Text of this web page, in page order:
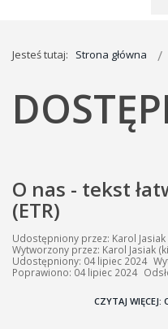
Jesteś tutaj: Strona główna
O nas - tekst
(ETR)
Udostępniony przez: Karol Jasiak
Wytworzony przez: Karol Jasiak
Udostępniony: 04 lipiec 2024
Poprawiono: 04 lipiec 2024
CZYTAJ